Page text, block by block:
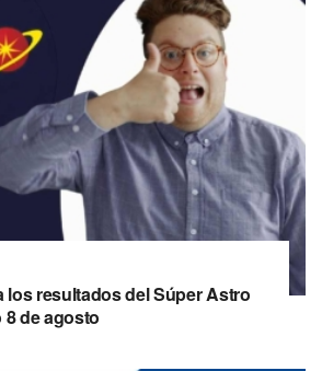
los resultados del Súper Astro
8 de agosto